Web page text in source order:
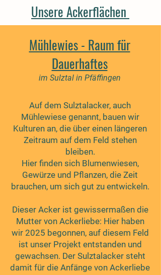
Unsere Ackerflächen
Mühlewies - Raum für
Dauerhaftes
im Sulztal in Pfäffingen
Auf dem Sulztalacker, auch
Mühlewiese genannt, bauen wir
Kulturen an, die über einen längeren
Zeitraum auf dem Feld stehen
bleiben.
Hier finden sich Blumenwiesen,
Gewürze und Pflanzen, die Zeit
brauchen, um sich gut zu entwickeln.
Dieser Acker ist gewissermaßen die
Mutter von Ackerliebe: Hier haben
wir 2025 begonnen, auf diesem Feld
ist unser Projekt entstanden und
gewachsen. Der Sulztalacker steht
damit für die Anfänge von Ackerliebe